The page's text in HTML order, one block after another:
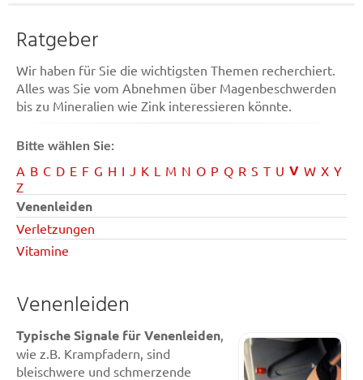
Ratgeber
Wir haben für Sie die wichtigsten Themen recherchiert.
Alles was Sie vom Abnehmen über Magenbeschwerden
bis zu Mineralien wie Zink interessieren könnte.
Bitte wählen Sie:
A B C D E F G H I J K L M N O P Q R S T U V W X Y
Z
Venenleiden
Verletzungen
Vitamine
Venenleiden
Typische Signale für Venenleiden,
wie z.B. Krampfadern, sind
bleischwere und schmerzende